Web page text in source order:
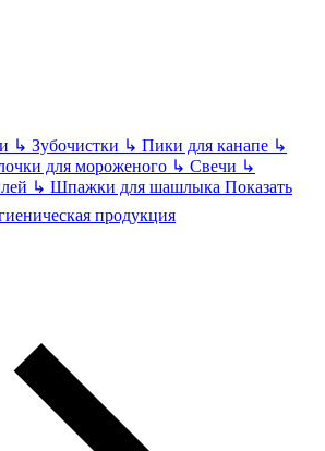
↳ Зубочистки ↳ Пики для канапе ↳
для мороженого ↳ Свечи ↳
↳ Шпажки для шашлыка Показать
продукция